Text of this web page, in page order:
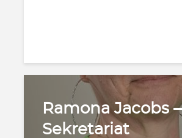
Ramona Jacobs –
Sekretariat